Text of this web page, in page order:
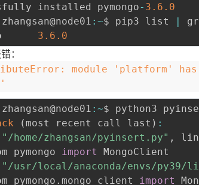
installed pymongo- 3.6 .0
zhangsan@node01 :~$ pip3 list |
3.6 .0
：
module 'platform'
zhangsan@node01 :~$ python3
( most recent call last ) :
"/home/zhangsan/pyinsert.py" ,
pymongo
import
MongoClient
"/usr/local/anaconda/envs/py39/
pymongo
. mongo_client import